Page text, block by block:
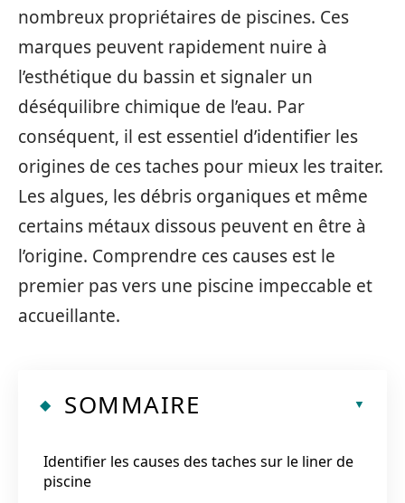
nombreux propriétaires de piscines. Ces
marques peuvent rapidement nuire à
l’esthétique du bassin et signaler un
déséquilibre chimique de l’eau. Par
conséquent, il est essentiel d’identifier les
origines de ces taches pour mieux les traiter.
Les algues, les débris organiques et même
certains métaux dissous peuvent en être à
l’origine. Comprendre ces causes est le
premier pas vers une piscine impeccable et
accueillante.
SOMMAIRE
Identifier les causes des taches sur le liner de
piscine